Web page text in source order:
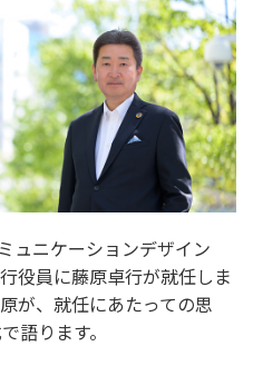
ュニケーションデザイン
役員に藤原卓行が就任しま
が、就任にあたっての思
語ります。